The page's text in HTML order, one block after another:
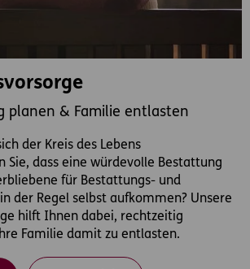
planen & Familie entlasten
der Kreis des Lebens
Sie, dass eine würdevolle Bestattung
für Bestattungs- und
der Regel selbst aufkommen? Unsere
hilft Ihnen dabei, rechtzeitig
Familie damit zu entlasten.